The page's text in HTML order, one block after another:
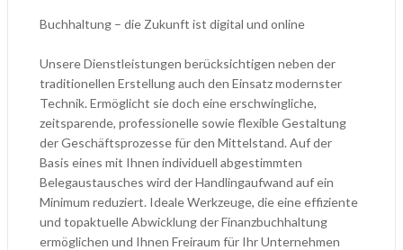
Buchhaltung – die Zukunft ist digital und online
Unsere Dienstleistungen berücksichtigen neben der
traditionellen Erstellung auch den Einsatz modernster
Technik. Ermöglicht sie doch eine erschwingliche,
zeitsparende, professionelle sowie flexible Gestaltung
der Geschäftsprozesse für den Mittelstand. Auf der
Basis eines mit Ihnen individuell abgestimmten
Belegaustausches wird der Handlingaufwand auf ein
Minimum reduziert. Ideale Werkzeuge, die eine effiziente
und topaktuelle Abwicklung der Finanzbuchhaltung
ermöglichen und Ihnen Freiraum für Ihr Unternehmen